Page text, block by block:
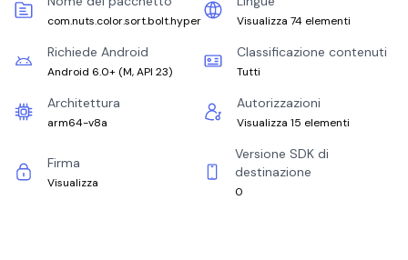
com.nuts.color.sort.bolt.hyper Visualizza 74 elementi
Richiede Android
Android 6.0+ (M, API 23)
Classificazione contenuti
Tutti
Architettura
arm64-v8a
Autorizzazioni
Visualizza 15 elementi
Firma
Visualizza
Versione SDK di
destinazione
0